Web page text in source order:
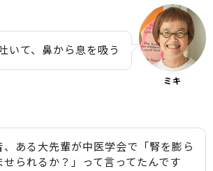
いて、鼻から息を吸う
ミキ
、ある大先輩が中医学会で「腎を膨ら
せられるか？」って言ってたんです